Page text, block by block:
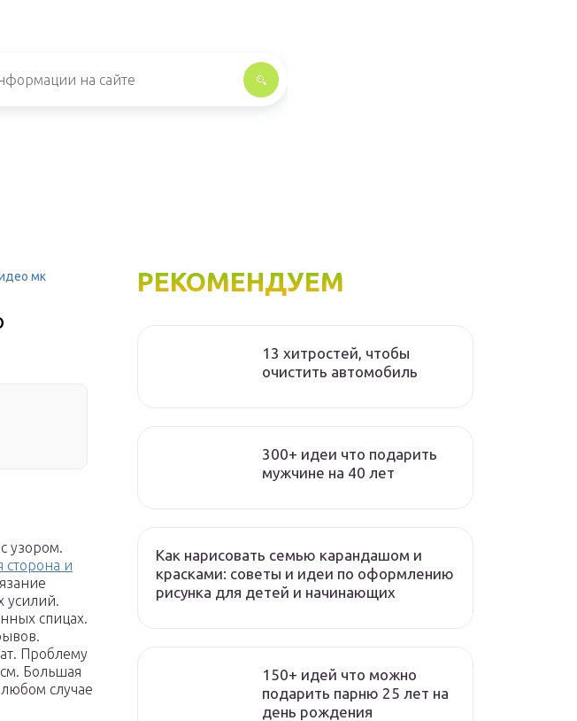
мк
узором.
сторона и
усилий.
спицах.
Проблему
Большая
любом случае
РЕКОМЕНДУЕМ
13 хитростей, чтобы
очистить автомобиль
300+ идеи что подарить
мужчине на 40 лет
Как нарисовать семью карандашом и
красками: советы и идеи по оформлению
рисунка для детей и начинающих
150+ идей что можно
подарить парню 25 лет на
день рождения